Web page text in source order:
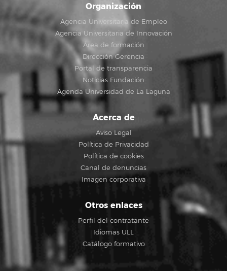
Organización
Agencia Universitaria de Empleo
Agencia Universitaria de Innovación
Área de formación
Dirección Gerencia
Portal de transparencia
Noticias Fundación
Agenda Universidad de La Laguna
Acerca de
Aviso Legal
Política de Privacidad
Política de cookies
Canal de denuncias
Imagen corporativa
Otros enlaces
Perfil del contratante
Idiomas ULL
Catálogo formativo